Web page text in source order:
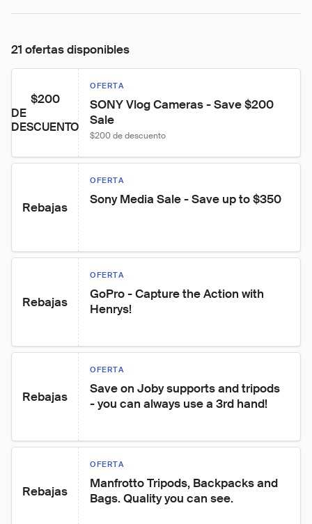
21 ofertas disponibles
$200
DE
DESCUENTO
OFERTA
SONY Vlog Cameras - Save $200
Sale
$200 de descuento
Rebajas
OFERTA
Sony Media Sale - Save up to $350
Rebajas
OFERTA
GoPro - Capture the Action with
Henrys!
Rebajas
OFERTA
Save on Joby supports and tripods
- you can always use a 3rd hand!
Rebajas
OFERTA
Manfrotto Tripods, Backpacks and
Bags. Quality you can see.